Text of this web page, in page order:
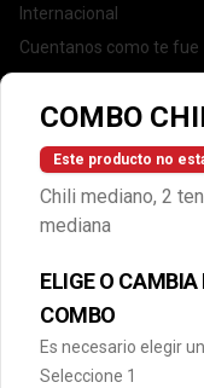
Internacional
Cuentanos como te fue
Trabaja con nosotros
Escríbenos por
Locales
Política de privacidad
Redes sociales
COMBO
Este producto no
Chili mediano, 2
mediana
ELIGE O CAMBIA
COMBO
Es necesario elegir
Seleccione 1